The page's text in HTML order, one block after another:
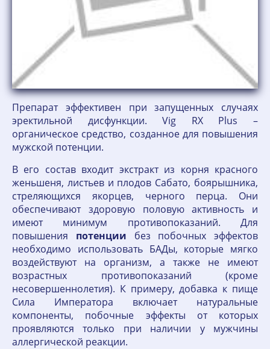
Препарат эффективен при запущенных случаях
эректильной дисфункции. Vig RX Plus –
органическое средство, созданное для повышения
мужской потенции.
В его состав входит экстракт из корня красного
женьшеня, листьев и плодов Сабато, боярышника,
стреляющихся якорцев, черного перца. Они
обеспечивают здоровую половую активность и
имеют минимум противопоказаний. Для
повышения потенции без побочных эффектов
необходимо использовать БАДы, которые мягко
воздействуют на организм, а также не имеют
возрастных противопоказаний (кроме
несовершеннолетия). К примеру, добавка к пище
Сила Императора включает натуральные
компоненты, побочные эффекты от которых
проявляются только при наличии у мужчины
аллергической реакции.